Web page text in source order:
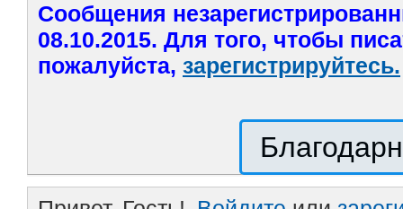
Сообщения
08.10.2015. Для того, чтобы
пожалуйста, зарегистрируйтесь.